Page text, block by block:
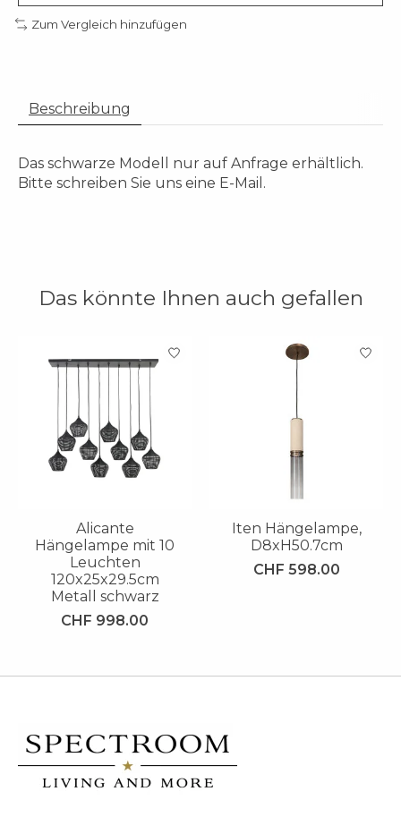
Zum Vergleich hinzufügen
Beschreibung
Das schwarze Modell nur auf Anfrage erhältlich.
Bitte schreiben Sie uns eine E-Mail.
Das könnte Ihnen auch gefallen
Produkt-Karussell-Artikel
Alicante
Hängelampe mit 10
Leuchten
120x25x29.5cm
Metall schwarz
CHF 998.00
Iten Hängelampe,
D8xH50.7cm
CHF 598.00